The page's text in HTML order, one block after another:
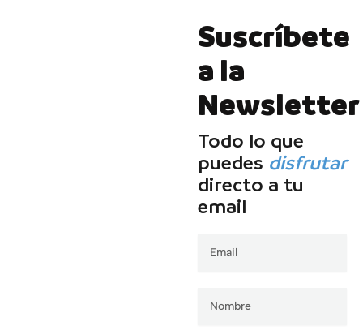
Suscríbete
a la
Newsletter
Todo lo que
puedes disfrutar
directo a tu
email